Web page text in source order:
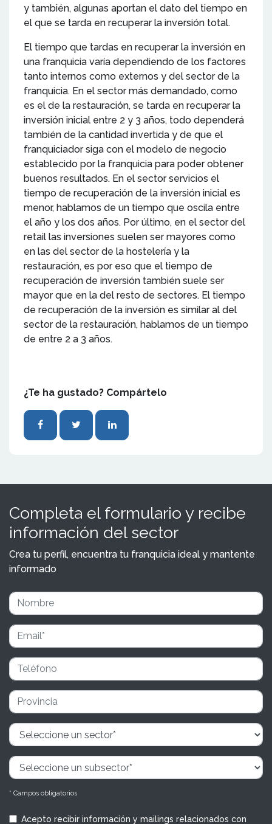
y también, algunas aportan el dato del tiempo en
el que se tarda en recuperar la inversión total.
El tiempo que tardas en recuperar la inversión en
una franquicia varía dependiendo de los factores
tanto internos como externos y del sector de la
franquicia. En el sector más demandado, como
es el de la restauración, se tarda en recuperar la
inversión inicial entre 2 y 3 años, todo dependerá
también de la cantidad invertida y de que el
franquiciador siga con el modelo de negocio
establecido por la franquicia para poder obtener
buenos resultados. En el sector servicios el
tiempo de recuperación de la inversión inicial es
menor, hablamos de un tiempo que oscila entre
el año y los dos años. Por último, en el sector del
retail las inversiones suelen ser mayores como
en las del sector de la hostelería y la
restauración, es por eso que el tiempo de
recuperación de inversión también suele ser
mayor que en la del resto de sectores. El tiempo
de recuperación de la inversión es similar al del
sector de la restauración, hablamos de un tiempo
de entre 2 a 3 años.
¿Te ha gustado? Compártelo
Completa el formulario y recibe
información del sector
Crea tu perfil, encuentra tu franquicia ideal y mantente
informado
* Campos obligatorios
Acepto recibir información y mailings relacionados con